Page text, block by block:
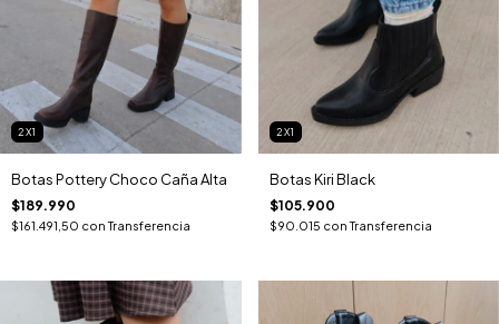
2X1
Botas Pottery Choco Caña Alta
$189.990
$161.491,50 con Transferencia
2X1
Botas Kiri Black
$105.900
$90.015 conTransferencia